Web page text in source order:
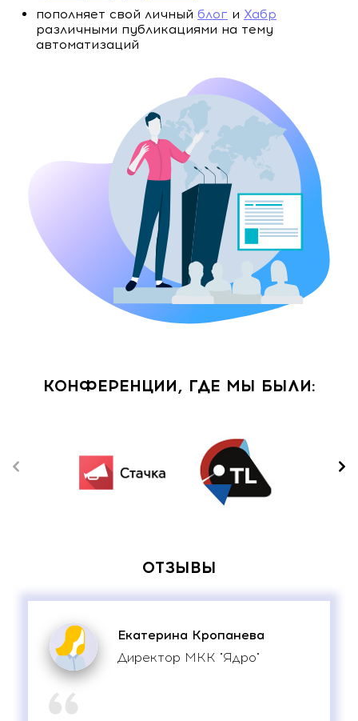
пополняет свой личный блог и Хабр
различными публикациями на тему
автоматизаций
КОНФЕРЕНЦИИ, ГДЕ МЫ БЫЛИ:
ОТЗЫВЫ
Екатерина Кропанева
Директор МКК "Ядро"